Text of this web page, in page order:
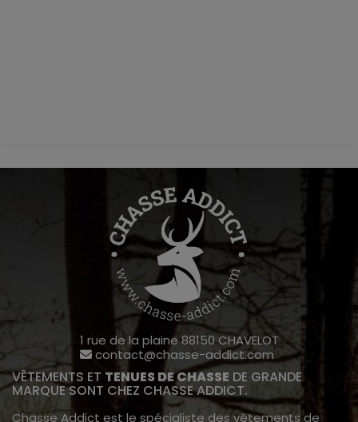
1 rue de la plaine 88150 CHAVELOT
contact@chasse-addict.com
VÊTEMENTS ET TENUES DE CHASSE DE GRANDE
MARQUE SONT CHEZ CHASSE ADDICT.
Chasse Addict est le spécialiste des vêtements de